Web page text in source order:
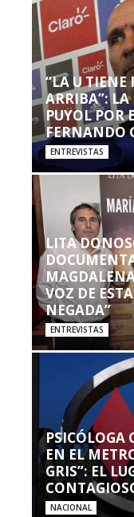
“LA U TIENE
ARRIBA”:
PUYOL POR
FERNANDO
ENTREVISTAS
LITA
VOZ DE
NEGADA”
ENTREVISTAS
PSICÓLOGA
EN EL
GRIS”: EL
NACIONAL